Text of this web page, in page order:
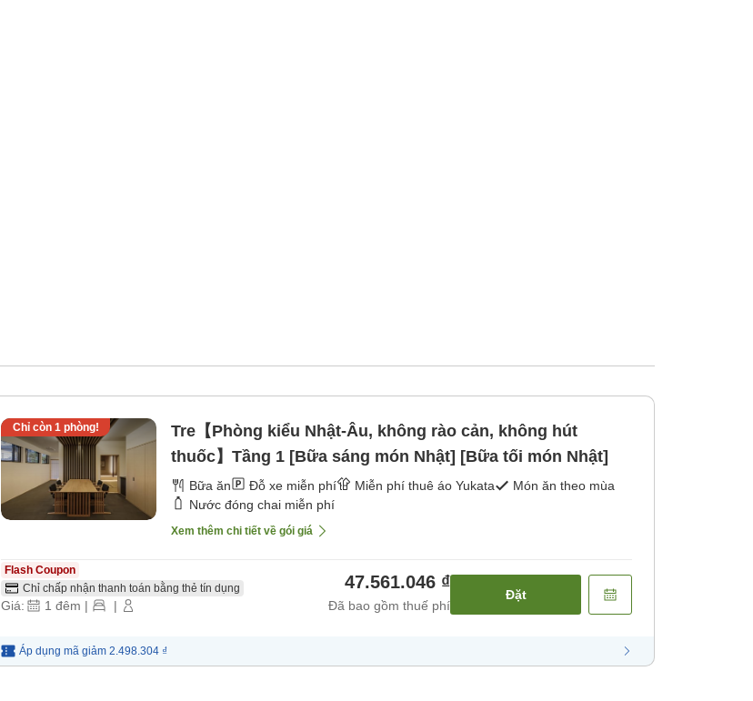
Chỉ còn 1phòng!
Tre【Phòng kiểu Nhật-Âu, không rào cản, không hút
thuốc】Tầng 1 [Bữa sáng món Nhật] [Bữa tối món Nhật]
Bữa ăn Đỗ xe miễn phí Miễn phí thuê áo Yukata
Món ăn theo mùa
Nước đóng chai miễn phí
Xem thêm chi tiết về gói giá
Flash Coupon
Chỉ chấp nhận thanh toán bằng thẻ tín dụng
Giá: 1 đêm | |
47.561.046 ₫
Đã bao gồm thuế phí
Đặt
Áp dụng mã giảm 2.498.304 ₫